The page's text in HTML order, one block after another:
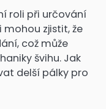
roli při určování
zjistit, že
což může
švihu. Jak
delší pálky pro